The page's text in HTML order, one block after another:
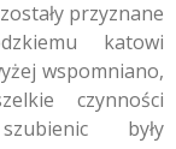
przyznane
katowi
wspomniano,
czynności
były